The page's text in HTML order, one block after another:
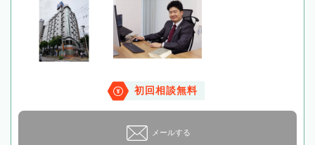
初回相談無料
メールする